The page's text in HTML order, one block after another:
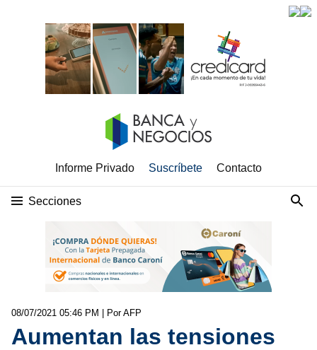
Informe Privado Suscríbete Contacto
Secciones
08/07/2021 05:46 PM | Por AFP
Aumentan las tensiones